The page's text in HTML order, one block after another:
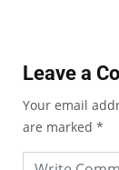
Leave a
Your email
are marked *